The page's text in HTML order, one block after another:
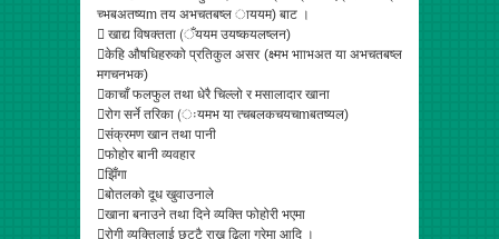
च्भबअतष्यm तय अभचतबष्ल ाययम) बाट ।
 खाद्य विषक्तता (ँययम उयष्कयलष्लन)
केहि औषधिहरुको प्रतिकुल असर (क्ष्मभ भााभअत या अभचतबष्ल
मगचनभक)
काचाँ फलफुल तथा धेरै चिल्लो र मसालादार खाना
रोग सर्ने तरिका (ःयमभ या त्चबलकचयचmबतष्यल)
संक्रमण खान तथा पानी
फोहोर बानी व्यवहार
झिँगा
बोतलको दूध खुवाउनाले
खाना बनाउने तथा दिने व्यक्ति फोहोरी भएमा
रोगी व्यक्तिलाई छुट्टै राख्न ढिला गरेमा आदि ।